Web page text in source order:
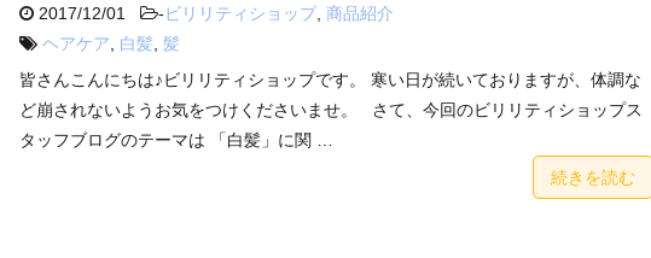
2017/12/01 -ビリリティショップ, 商品紹介
ヘアケア, 白髪, 髪
皆さんこんにちは♪ビリリティショップです。 寒い日が続いておりますが、体調な
ど崩されないようお気をつけくださいませ。 さて、今回のビリリティショップス
タッフブログのテーマは 「白髪」に関 …
続きを読む